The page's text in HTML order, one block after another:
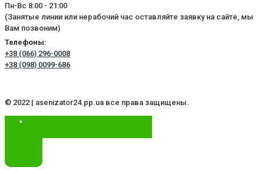
Пн-Вс 8:00 - 21:00
(Занятые линии или нерабочий час оставляйте заявку на сайте, мы
Вам позвоним)
Телефоны:
+38 (066) 296-0008
+38 (098) 0099-686
© 2022 | asenizator24.pp.ua все права защищены.